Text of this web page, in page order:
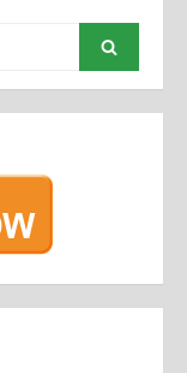
Search